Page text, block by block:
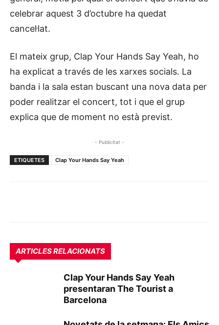
celebrar aquest 3 d’octubre ha quedat
cancel·lat.
El mateix grup, Clap Your Hands Say Yeah, ho
ha explicat a través de les xarxes socials. La
banda i la sala estan buscant una nova data per
poder realitzar el concert, tot i que el grup
explica que de moment no està previst.
- Publicitat -
ETIQUETES Clap Your Hands Say Yeah
ARTICLES RELACIONATS
Clap Your Hands Say Yeah
presentaran The Tourist a
Barcelona